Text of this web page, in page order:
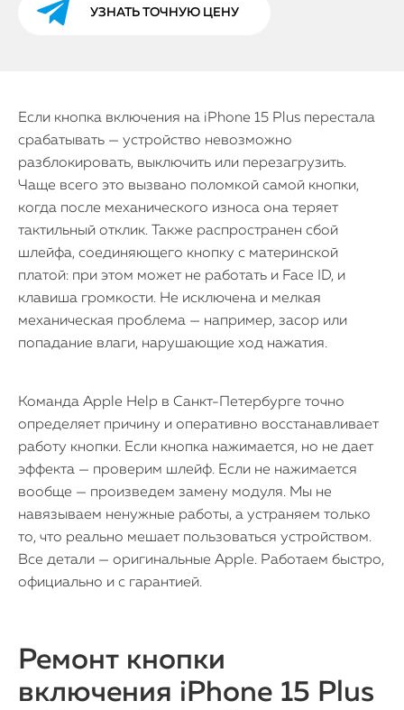
УЗНАТЬ ТОЧНУЮ ЦЕНУ
Если кнопка включения на iPhone 15 Plus перестала
срабатывать — устройство невозможно
разблокировать, выключить или перезагрузить.
Чаще всего это вызвано поломкой самой кнопки,
когда после механического износа она теряет
тактильный отклик. Также распространен сбой
шлейфа, соединяющего кнопку с материнской
платой: при этом может не работать и Face ID, и
клавиша громкости. Не исключена и мелкая
механическая проблема — например, засор или
попадание влаги, нарушающие ход нажатия.
Команда Apple Help в Санкт-Петербурге точно
определяет причину и оперативно восстанавливает
работу кнопки. Если кнопка нажимается, но не дает
эффекта — проверим шлейф. Если не нажимается
вообще — произведем замену модуля. Мы не
навязываем ненужные работы, а устраняем только
то, что реально мешает пользоваться устройством.
Все детали — оригинальные Apple. Работаем быстро,
официально и с гарантией.
Ремонт кнопки
включения iPhone 15 Plus